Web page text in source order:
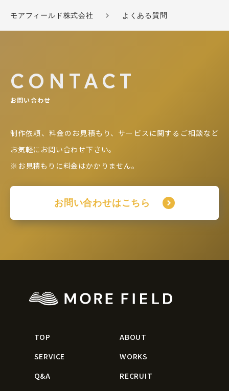
モアフィールド株式会社 よくある質問
CONTACT
お問い合わせ
制作依頼、料金のお見積もり、サービスに関するご相談など
お気軽にお問い合わせ下さい。
※お見積もりに料金はかかりません。
お問い合わせはこちら
TOP
ABOUT
SERVICE
WORKS
Q&A
RECRUIT